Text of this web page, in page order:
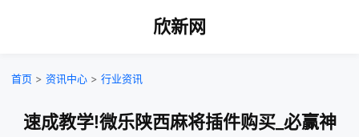
欣新网
首页 > 资讯中心 > 行业资讯
速成教学!微乐陕西麻将插件购买_必赢神